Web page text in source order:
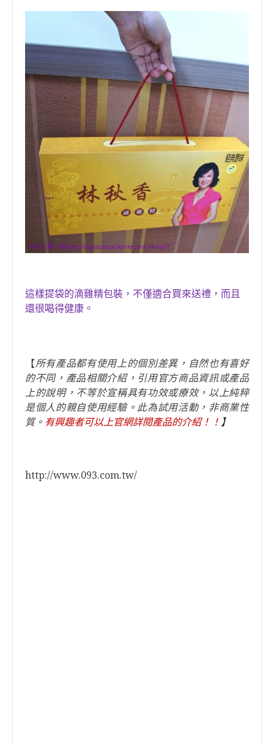
這樣提袋的滴雞精包裝，不僅適合買來送禮 ， 而且
還很喝得健康。
【所有產品都有使用上的個別差異，自然也有喜好
的不同， 產品相關介紹，引用官方商品資訊或產品
上的說明，不等於宣稱具有功效或療效，以上純粹
是個人的親自使用經驗。此為試用活動，非商業性
質。 有興趣者可以上官網詳閱產品的介紹！！ 】
http://www.093.com.tw/